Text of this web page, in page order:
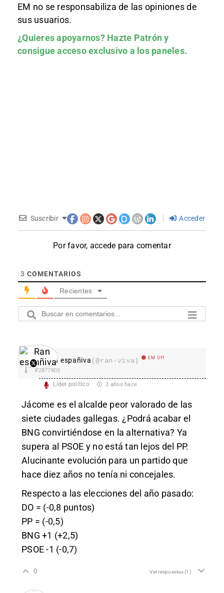
EM no se responsabiliza de las opiniones de
sus usuarios.
¿Quieres apoyarnos? Hazte Patróny
consigue acceso exclusivo a los paneles.
Suscribir Acceder
Por favor, accede para comentar
3 COMENTARIOS
Recientes
Ran españiva(@ran-viva) EM Off
#2877803
Líder político 2 años hace
Jácome es el alcalde peor valorado de las
siete ciudades gallegas. ¿Podrá acabar el
BNG convirtiéndose en la alternativa? Ya
supera al PSOE y no está tan lejos del PP.
Alucinante evolución para un partido que
hace diez años no tenía ni concejales.
Respecto a las elecciones del año pasado:
DO = (-0,8 puntos)
PP = (-0,5)
BNG +1 (+2,5)
PSOE -1 (-0,7)
0 Ver respuestas(1)